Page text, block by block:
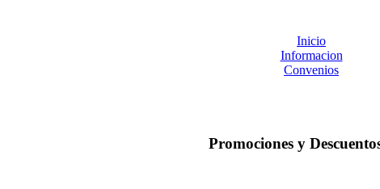
Inicio
Informacion
Convenios
Promociones y